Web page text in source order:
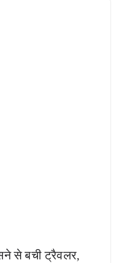
से बची ट्रैवलर,